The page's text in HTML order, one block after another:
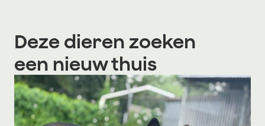
Deze dieren zoeken
een nieuw thuis